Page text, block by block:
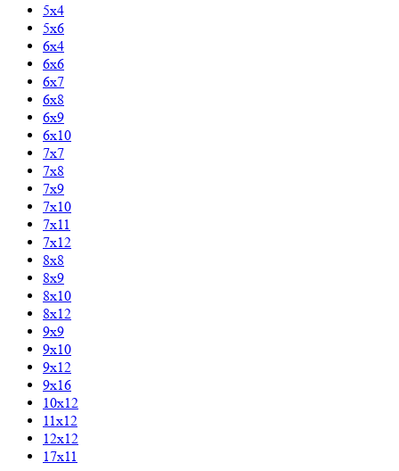
5х4
5х6
6х4
6х6
6х7
6х8
6х9
6х10
7х7
7х8
7х9
7х10
7х11
7х12
8х8
8х9
8х10
8х12
9х9
9х10
9х12
9х16
10х12
11х12
12х12
17х11